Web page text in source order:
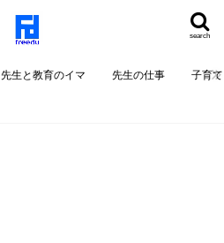
search
先生と教育のイマ 先生の仕事 子育て